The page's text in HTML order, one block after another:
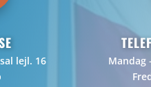
lejl. 16
Mandag